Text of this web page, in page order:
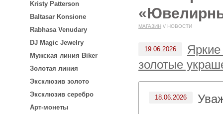
Kristy Patterson
Baltasar Konsione
Rabhasa Venudary
DJ Magic Jewelry
Мужская линия Biker
Золотая линия
Эксклюзив золото
Эксклюзив серебро
Арт-монеты
МАГАЗИН // НОВОСТИ
19.06.2026
золотые
18.06.2026